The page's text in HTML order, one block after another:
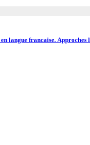
langue francaise.